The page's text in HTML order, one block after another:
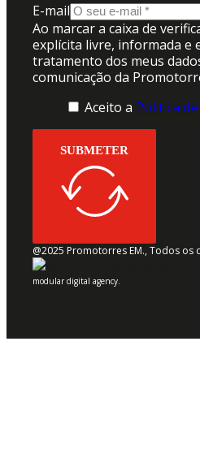
E-mail
Ao marcar a caixa de
explícita livre, informada e
tratamento dos meus
comunicação da
Aceito a Politica
SUBMETER
@2025 Promotorres EM., Todos
modular digital agency.